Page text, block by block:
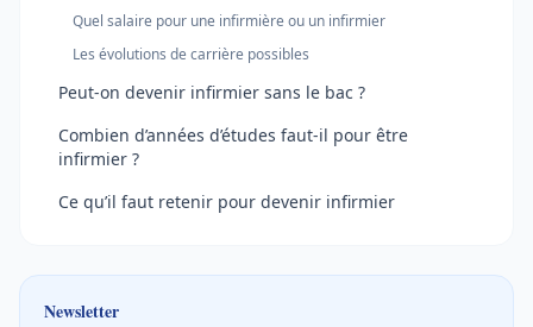
Quel salaire pour une infirmière ou un infirmier
Les évolutions de carrière possibles
Peut-on devenir infirmier sans le bac ?
Combien d’années d’études faut-il pour être
infirmier ?
Ce qu’il faut retenir pour devenir infirmier
Newsletter